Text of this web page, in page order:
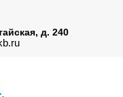
д. 240